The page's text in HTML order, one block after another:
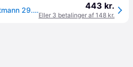
(ComputerSalg) TFA-Dostmann 29.4001, Elektronisk miljøtermometer, Indendørs, Analog, Brun, Hvid, Glas, Træ, Væg 443 kr.
Eller 3 betalinger af 148 kr.